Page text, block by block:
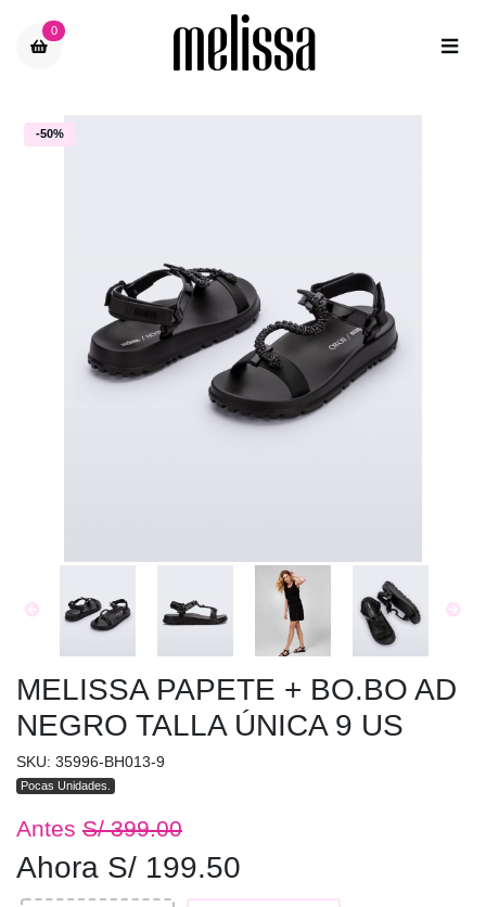
0
-50%
MELISSA PAPETE + BO.BO AD
NEGRO TALLA ÚNICA 9 US
SKU: 35996-BH013-9
Pocas Unidades.
Antes S/ 399.00
Ahora S/ 199.50